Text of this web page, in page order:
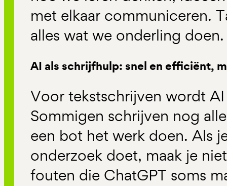
met elkaar communiceren.
alles wat we onderling doen.
AI als schrijfhulp: snel en efficiënt,
Voor tekstschrijven wordt
Sommigen schrijven nog
een bot het werk doen. Als
onderzoek doet, maak je
fouten die ChatGPT soms